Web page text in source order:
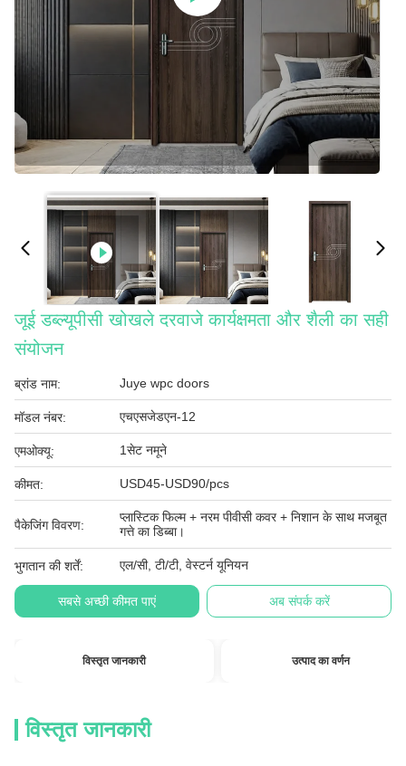
जूई डब्ल्यूपीसी खोखले दरवाजे कार्यक्षमता और शैली का सही
संयोजन
ब्रांड नाम: Juye wpc doors
मॉडल नंबर: एचएसजेडएन-12
एमओक्यू: 1सेट नमूने
कीमत: USD45-USD90/pcs
पैकेजिंग विवरण:
प्लास्टिक फिल्म + नरम पीवीसी कवर + निशान के साथ मजबूत
गत्ते का डिब्बा।
भुगतान की शर्तें: एल/सी, टी/टी, वेस्टर्न यूनियन
सबसे अच्छी कीमत पाएं अब संपर्क करें
विस्तृत जानकारी उत्पाद का वर्णन
विस्तृत जानकारी